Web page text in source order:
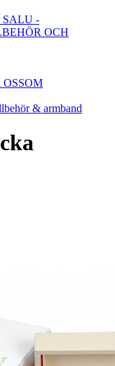
SALU -
OCH
OM
& armband